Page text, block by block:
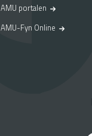
AMU portalen
AMU-Fyn Online